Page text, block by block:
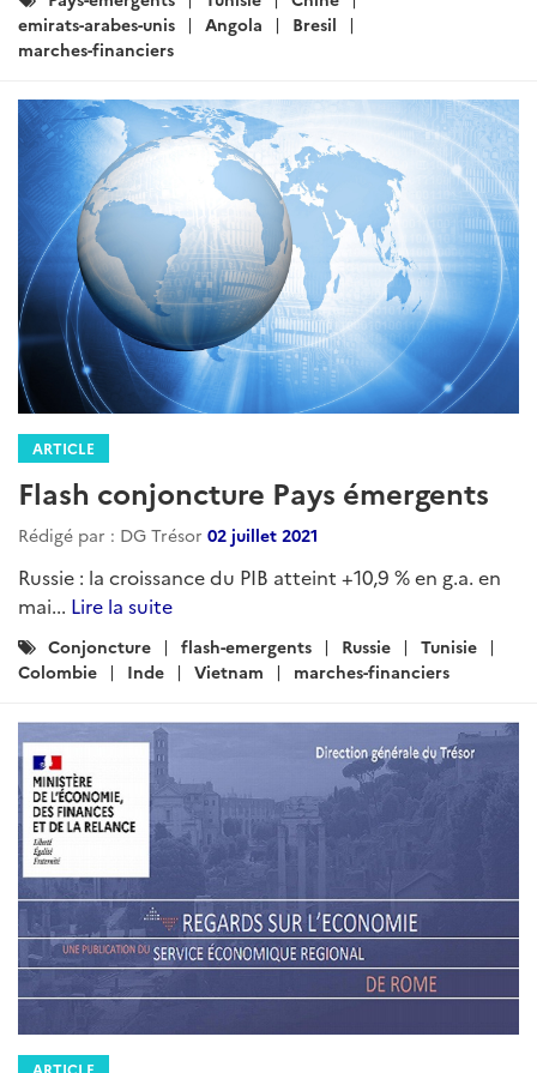
:
emirats-arabes-unis
Angola
Bresil
marches-financiers
ARTICLE
Flash conjoncture Pays émergents
Rédigé par : DG Trésor 02 juillet 2021
Russie : la croissance du PIB atteint +10,9 % en g.a. en
mai... Lire la suite
Catégories
:
Conjoncture flash-emergents Russie
Tunisie
Colombie
Inde Vietnam marches-financiers
ARTICLE